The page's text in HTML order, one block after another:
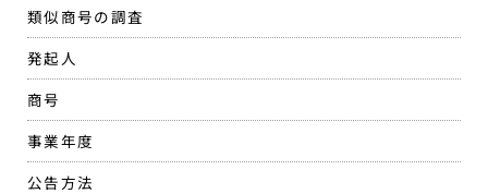
類似商号の調査
発起人
商号
事業年度
公告方法